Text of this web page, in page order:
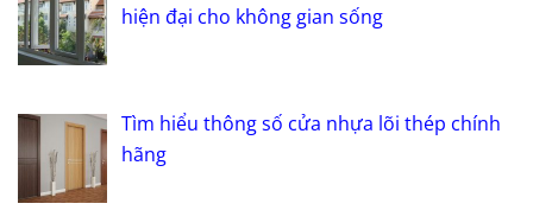
hiện đại cho không gian sống
Tìm hiểu thông số cửa nhựa lõi thép chính
hãng